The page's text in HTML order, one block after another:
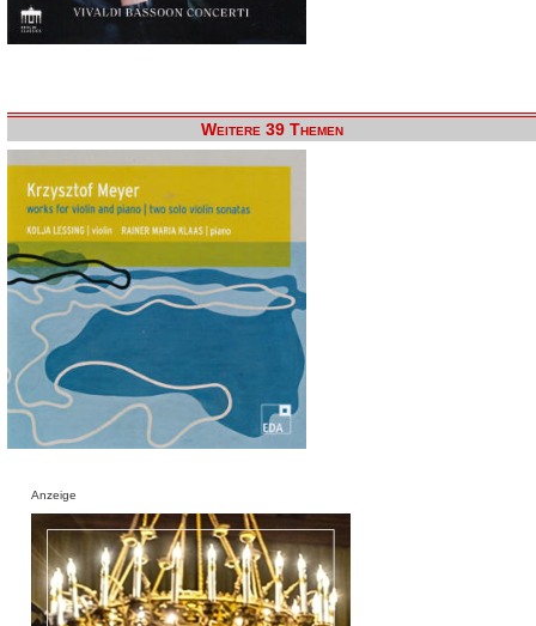
Weitere 39 Themen
Anzeige